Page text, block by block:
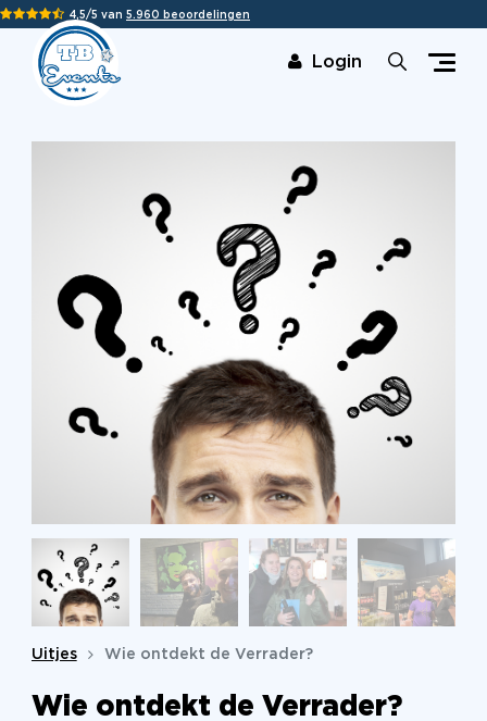
4,5/5 van 5.960 beoordelingen
Login
Uitjes Wie ontdekt de Verrader?
Wie ontdekt de Verrader?